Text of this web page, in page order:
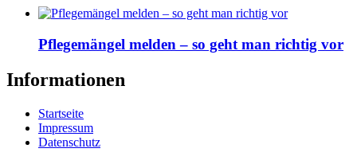
Pflegemängel melden – so geht man richtig vor
Informationen
Startseite
Impressum
Datenschutz